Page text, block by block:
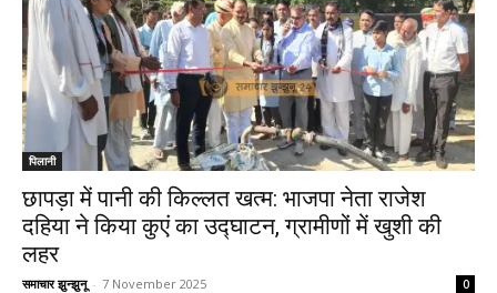
पिलानी
छापड़ा में पानी की किल्लत खत्म: भाजपा नेता राजेश
दहिया ने किया कुएं का उद्घाटन, ग्रामीणों में खुशी की
लहर
समाचार झुन्झुनू - 7 November 2025 0